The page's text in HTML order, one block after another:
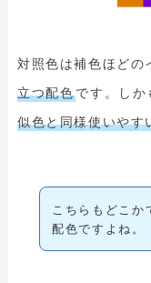
対照色は補色ほどの
立つ配色です。しか
似色と同様使いやす
こちらもどこか
配色ですよね。